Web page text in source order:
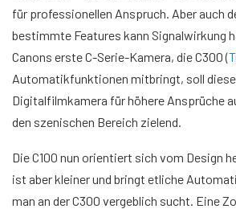
für professionellen Anspruch. Aber auch
bestimmte Features kann Signalwirkung
Canons erste C-Serie-Kamera, die C300 (
Automatikfunktionen mitbringt, soll
Digitalfilmkamera für höhere Ansprüche
den szenischen Bereich zielend.
Die C100 nun orientiert sich vom Design
ist aber kleiner und bringt etliche
man an der C300 vergeblich sucht. Eine